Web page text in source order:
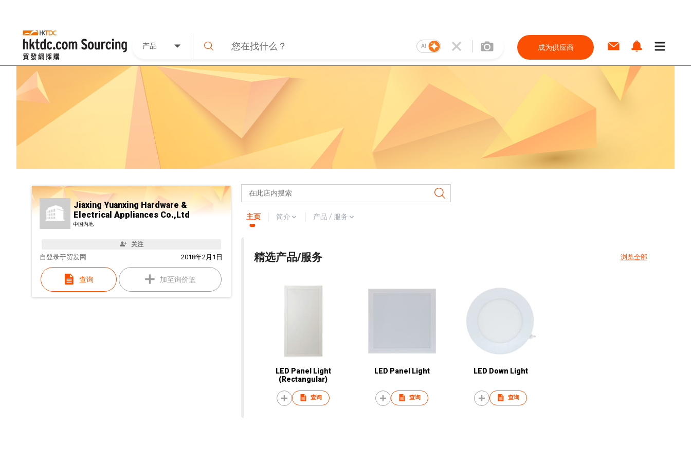
产品 AI 成为供应商
Jiaxing Yuanxing Hardware &
Electrical Appliances Co.,Ltd
中国内地
关注
自 2018年2月1日
登录于贸发网
查询 加至询价篮
主页 简介 产品 / 服务
精选产品/服务 浏览全部
LED Panel Light
(Rectangular)
查询
LED Panel Light
查询
LED Down Light
查询